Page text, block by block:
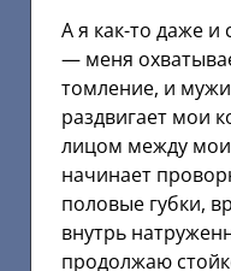
А я как-то даже и
— меня
томление, и
раздвигает мои
лицом между
начинает
половые губки,
внутрь
продолжаю